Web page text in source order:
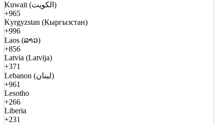
Kuwait (الكويت)
+965
Kyrgyzstan (Кыргызстан)
+996
Laos (ລາວ)
+856
Latvia (Latvija)
+371
Lebanon (لبنان)
+961
Lesotho
+266
Liberia
+231